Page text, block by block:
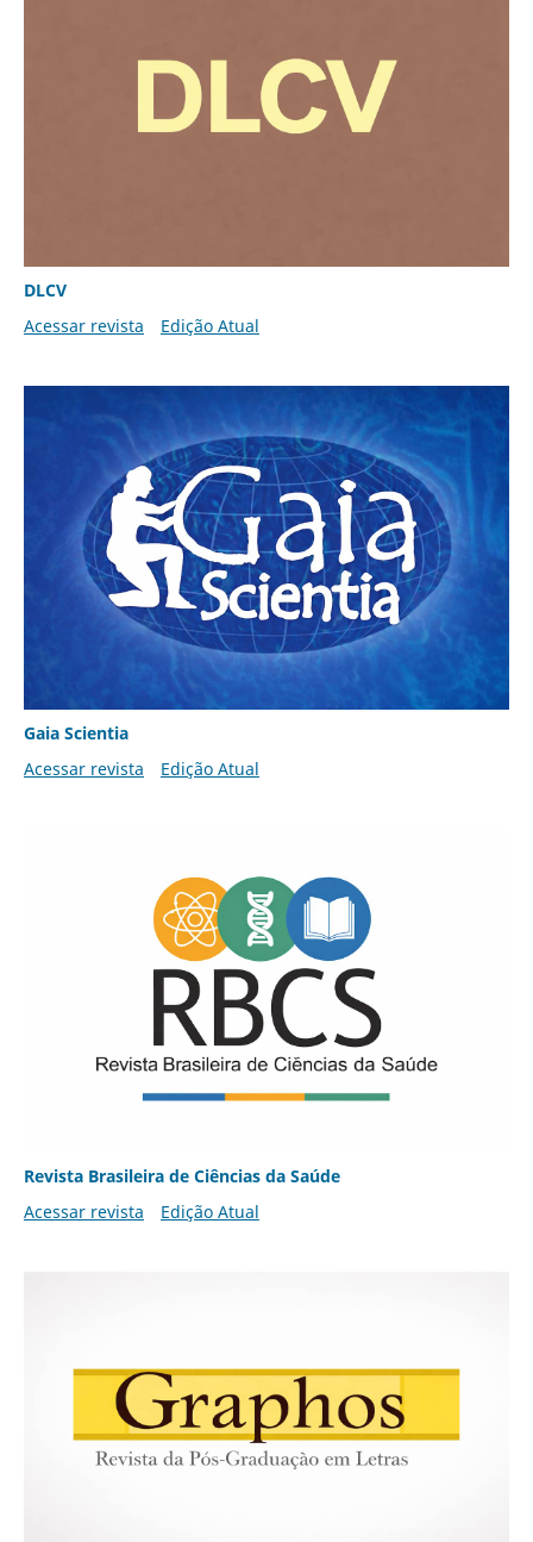
DLCV
Acessar revista
Edição Atual
Gaia Scientia
Acessar revista
Edição Atual
Revista Brasileira de Ciências da Saúde
Acessar revista
Edição Atual